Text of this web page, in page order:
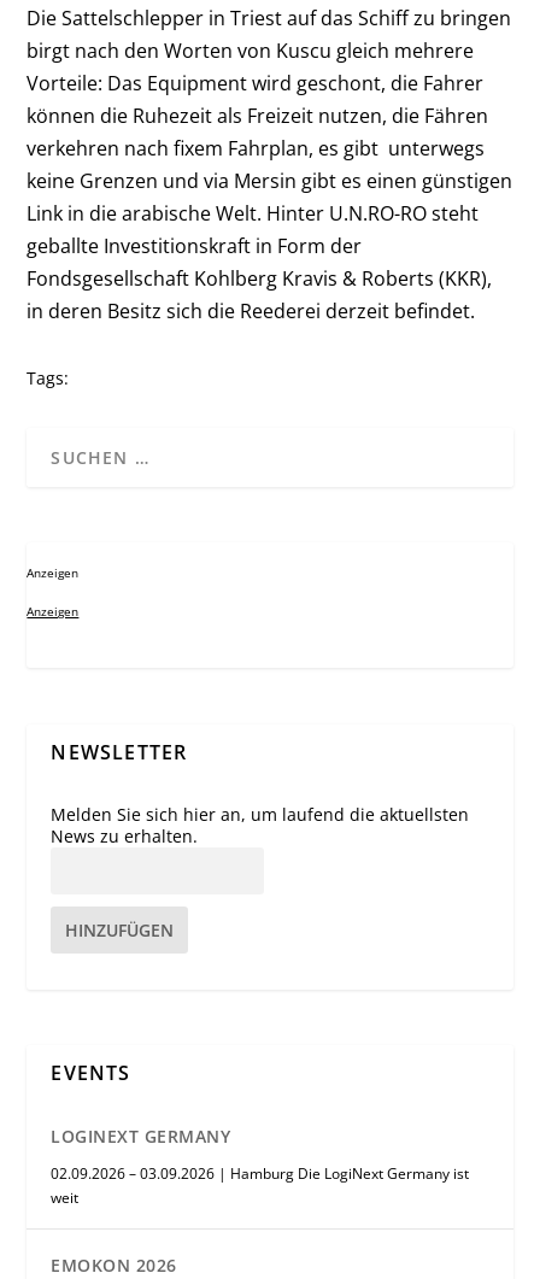
Die Sattelschlepper in Triest auf das Schiff zu bringen
birgt nach den Worten von Kuscu gleich mehrere
Vorteile: Das Equipment wird geschont, die Fahrer
können die Ruhezeit als Freizeit nutzen, die Fähren
verkehren nach fixem Fahrplan, es gibt unterwegs
keine Grenzen und via Mersin gibt es einen günstigen
Link in die arabische Welt. Hinter U.N.RO-RO steht
geballte Investitionskraft in Form der
Fondsgesellschaft Kohlberg Kravis & Roberts (KKR),
in deren Besitz sich die Reederei derzeit befindet.
Tags:
Anzeigen
Anzeigen
NEWSLETTER
Melden Sie sich hier an, um laufend die aktuellsten
News zu erhalten.
HINZUFÜGEN
EVENTS
LOGINEXT GERMANY
02.09.2026 – 03.09.2026 | Hamburg Die LogiNext Germany ist
weit
EMOKON 2026